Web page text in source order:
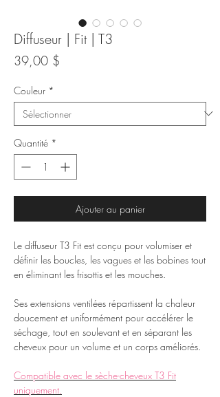
Diffuseur | Fit | T3
39,00 $
Couleur *
Quantité *
Ajouter au panier
Le diffuseur T3 Fit est conçu pour volumiser et
définir les boucles, les vagues et les bobines tout
en éliminant les frisottis et les mouches.
Ses extensions ventilées répartissent la chaleur
doucement et uniformément pour accélérer le
séchage, tout en soulevant et en séparant les
cheveux pour un volume et un corps améliorés.
Compatible avec le sèche-cheveux T3 Fit
uniquement.